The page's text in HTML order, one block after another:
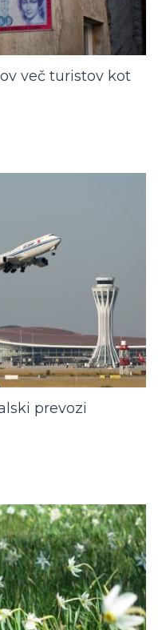
več turistov kot
prevozi